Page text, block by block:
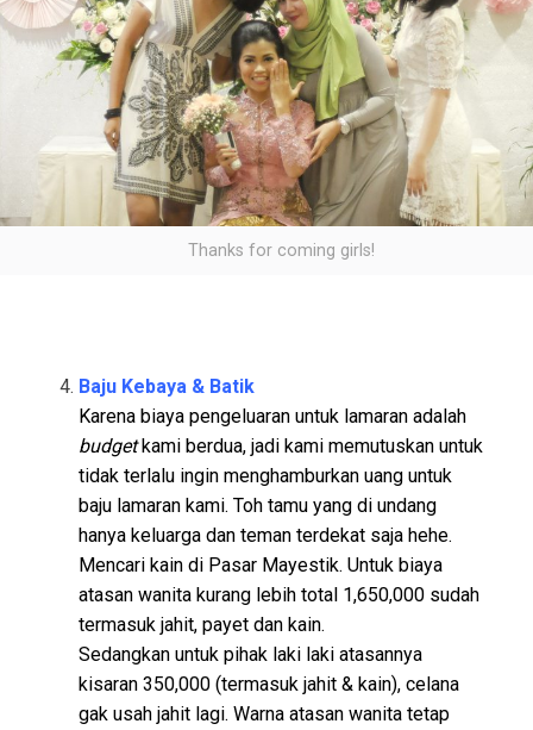
Thanks for coming girls!
Baju Kebaya & Batik
Karena biaya pengeluaran untuk lamaran adalah
budgetkami berdua, jadi kami memutuskan untuk
tidak terlalu ingin menghamburkan uang untuk
baju lamaran kami. Toh tamu yang di undang
hanya keluarga dan teman terdekat saja hehe.
Mencari kain di Pasar Mayestik. Untuk biaya
atasan wanita kurang lebih total 1,650,000 sudah
termasuk jahit, payet dan kain.
Sedangkan untuk pihak laki laki atasannya
kisaran 350,000 (termasuk jahit & kain), celana
gak usah jahit lagi. Warna atasan wanita tetap